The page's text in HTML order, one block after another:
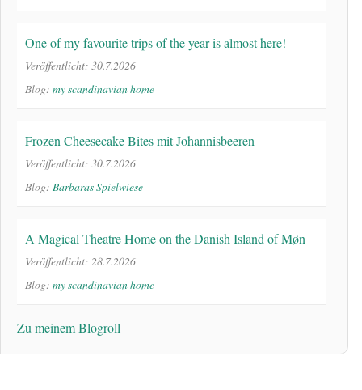
One of my favourite trips of the year is almost here!
Veröffentlicht: 30.7.2026
Blog: my scandinavian home
Frozen Cheesecake Bites mit Johannisbeeren
Veröffentlicht: 30.7.2026
Blog: Barbaras Spielwiese
A Magical Theatre Home on the Danish Island of Møn
Veröffentlicht: 28.7.2026
Blog: my scandinavian home
Zu meinem Blogroll